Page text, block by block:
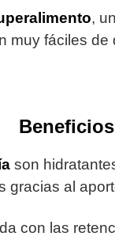
,
muy fáciles
son
gracias al
con las